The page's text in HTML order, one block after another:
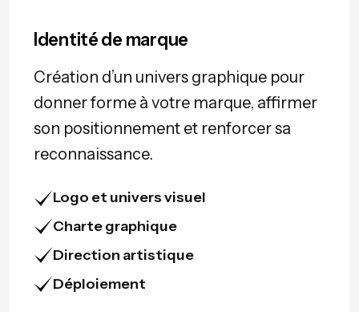
Identité de marque
Création d’un univers graphique pour
donner forme à votre marque, affirmer
son positionnement et renforcer sa
reconnaissance.
Logo et univers visuel
Charte graphique
Direction artistique
Déploiement